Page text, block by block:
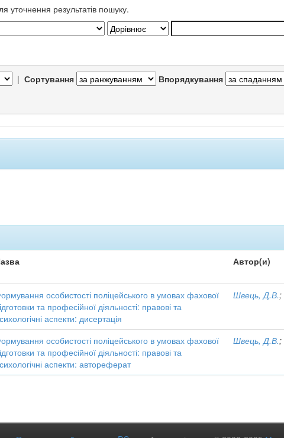
уточнення результатів пошуку.
| Сортування Впорядкування
Автор(и)
особистості поліцейського в умовах фахової
та професійної діяльності: правові та
аспекти: дисертація
Швець, Д.В.;
особистості поліцейського в умовах фахової
та професійної діяльності: правові та
аспекти: автореферат
Швець, Д.В.;